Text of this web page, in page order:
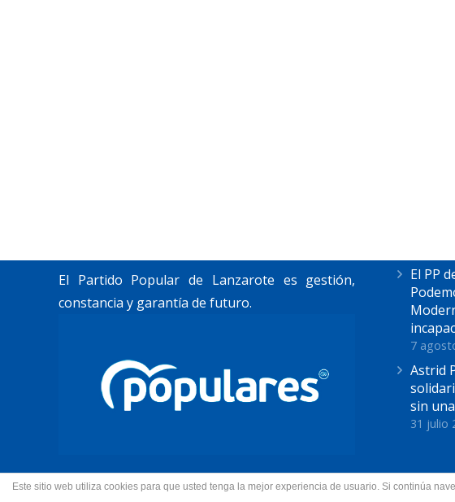
El Partido Popular de Lanzarote es gestión,
constancia y garantía de futuro.
El PP
7
Astrid
sin
31 julio
© 2022 Partido Popular de Lanzarote.
Este sitio web utiliza cookies para que usted tenga la mejor experiencia de usuario. Si continúa